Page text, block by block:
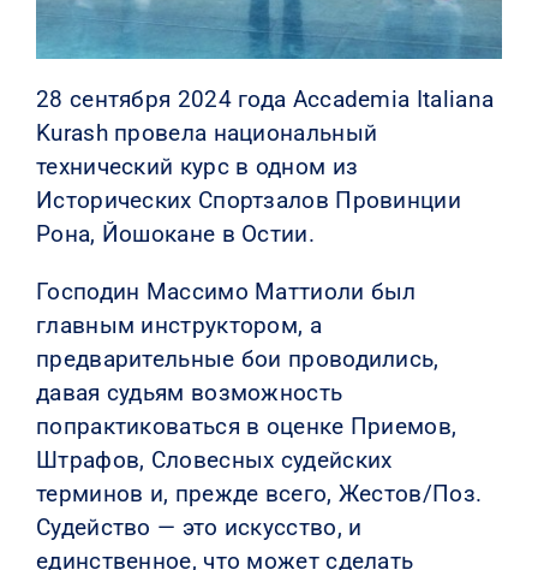
28 сентября 2024 года Accademia Italiana
Kurash провела национальный
технический курс в одном из
Исторических Спортзалов Провинции
Рона, Йошокане в Остии.
Господин Массимо Маттиоли был
главным инструктором, а
предварительные бои проводились,
давая судьям возможность
попрактиковаться в оценке Приемов,
Штрафов, Словесных судейских
терминов и, прежде всего, Жестов/Поз.
Судейство — это искусство, и
единственное, что может сделать